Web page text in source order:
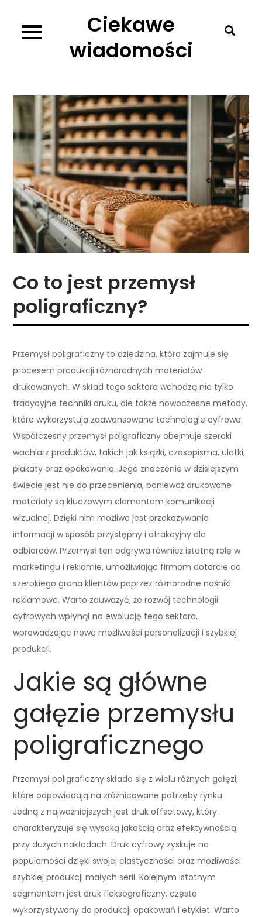
content
Ciekawe
wiadomości
Co to jest przemysł
poligraficzny?
Przemysł poligraficzny to dziedzina, która zajmuje się
procesem produkcji różnorodnych materiałów
drukowanych. W skład tego sektora wchodzą nie tylko
tradycyjne techniki druku, ale także nowoczesne metody,
które wykorzystują zaawansowane technologie cyfrowe.
Współczesny przemysł poligraficzny obejmuje szeroki
wachlarz produktów, takich jak książki, czasopisma, ulotki,
plakaty oraz opakowania. Jego znaczenie w dzisiejszym
świecie jest nie do przecenienia, ponieważ drukowane
materiały są kluczowym elementem komunikacji
wizualnej. Dzięki nim możliwe jest przekazywanie
informacji w sposób przystępny i atrakcyjny dla
odbiorców. Przemysł ten odgrywa również istotną rolę w
marketingu i reklamie, umożliwiając firmom dotarcie do
szerokiego grona klientów poprzez różnorodne nośniki
reklamowe. Warto zauważyć, że rozwój technologii
cyfrowych wpłynął na ewolucję tego sektora,
wprowadzając nowe możliwości personalizacji i szybkiej
produkcji.
Jakie są główne
gałęzie przemysłu
poligraficznego
Przemysł poligraficzny składa się z wielu różnych gałęzi,
które odpowiadają na zróżnicowane potrzeby rynku.
Jedną z najważniejszych jest druk offsetowy, który
charakteryzuje się wysoką jakością oraz efektywnością
przy dużych nakładach. Druk cyfrowy zyskuje na
popularności dzięki swojej elastyczności oraz możliwości
szybkiej produkcji małych serii. Kolejnym istotnym
segmentem jest druk fleksograficzny, często
wykorzystywany do produkcji opakowań i etykiet. Warto